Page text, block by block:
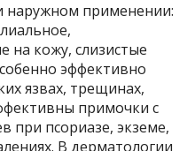
наружном применении:
на кожу, слизистые
эффективно
язвах, трещинах,
примочки с
при псориазе, экземе,
В дерматологии